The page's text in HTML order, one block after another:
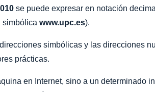
se puede expresar en notación
simbólica www.upc.es).
simbólicas y las direcciones
prácticas.
en Internet, sino a un determinado